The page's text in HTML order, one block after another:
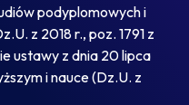
podyplomowych i
z 2018 r., poz. 1791 z
ustawy z dnia 20 lipca
i nauce (Dz.U. z